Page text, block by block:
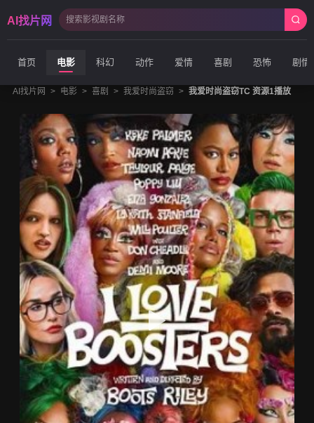
AI找片网
首页 电影 科幻 动作 爱情 喜剧 恐怖 剧情
AI找片网 > 电影 > 喜剧 > 我爱时尚盗窃 > 我爱时尚盗窃TC 资源1播放